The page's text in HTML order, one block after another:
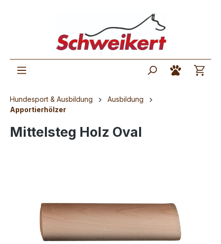
Hundesport & Ausbildung
Ausbildung
Apportierhölzer
Mittelsteg Holz Oval